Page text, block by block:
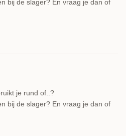
bij de slager? En vraag je dan of
je rund of..?
bij de slager? En vraag je dan of